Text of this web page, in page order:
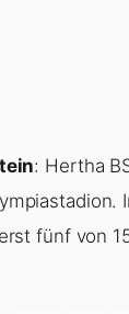
: Hertha
fünf von